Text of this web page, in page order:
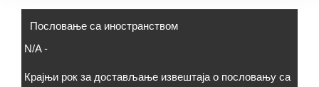
Пословање са иностранством
N/A-
Крајњи рок за достављање извештаја о пословању са